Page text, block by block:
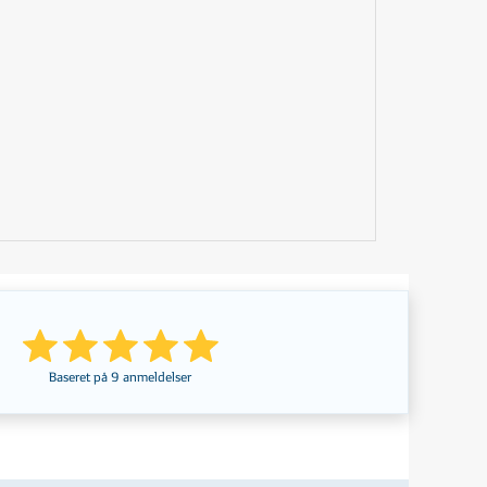
Baseret på9 anmeldelser